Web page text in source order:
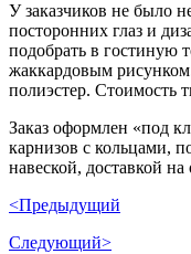
У заказчиков не было
посторонних глаз и
подобрать в гостиную
жаккардовым
полиэстер. Cтоимость
Заказ оформлен «под
карнизов с кольцами,
навеской, доставкой на
<Предыдущий
Следующий>